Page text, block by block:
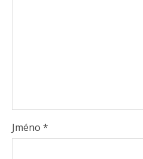
Jméno *